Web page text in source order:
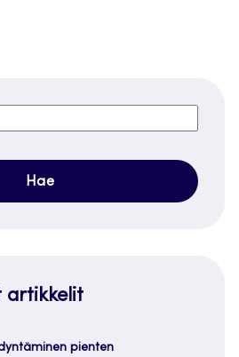
artikkelit
pienten